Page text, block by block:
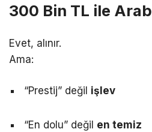
300 Bin TL ile
Evet, alınır.
Ama:
“Prestij” değil işlev
“En dolu” değil en temiz